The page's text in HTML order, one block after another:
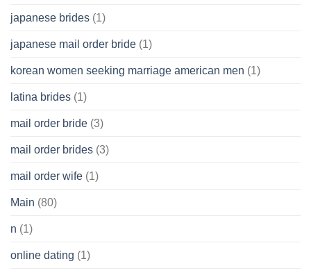
japanese brides (1)
japanese mail order bride (1)
korean women seeking marriage american men (1)
latina brides (1)
mail order bride (3)
mail order brides (3)
mail order wife (1)
Main (80)
n (1)
online dating (1)